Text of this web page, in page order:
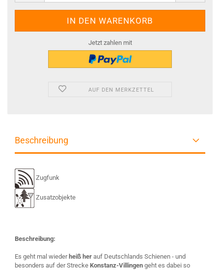
Jetzt zahlen mit
AUF DEN MERKZETTEL
Beschreibung
Zugfunk
Zusatzobjekte
Beschreibung:
Es geht mal wiederheiß her auf Deutschlands Schienen - und
besonders auf der Strecke Konstanz-Villingen geht es dabei so